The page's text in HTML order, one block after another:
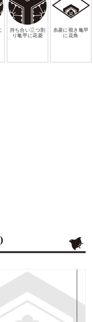
持ち合い三つ割
り亀甲に花菱
糸菱に覗き亀甲
に花角